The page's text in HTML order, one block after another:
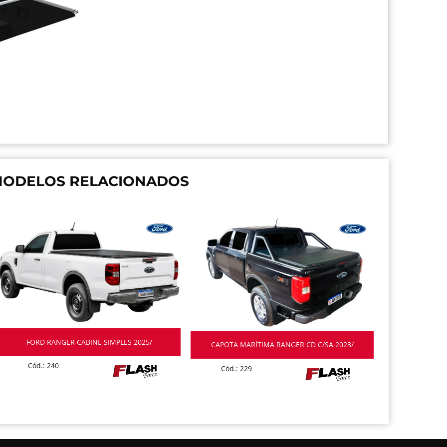
RELACIONADOS
FORD RANGER CABINE SIMPLES 2025/
Cód.: 240
CAPOTA MARÍTIMA RANGER CD C/SA 2023/
Cód.: 229